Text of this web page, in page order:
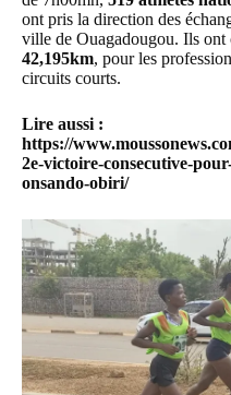
ont pris la direction des
ville de Ouagadougou. Ils ont
42,195km, pour les
circuits courts.
Lire aussi :
https://
2e-victoire-consecutive-
onsando-obiri/